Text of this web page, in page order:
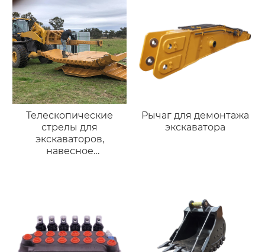
Телескопические
стрелы для
экскаваторов,
навесное
Рычаг для демонтажа
экскаватора